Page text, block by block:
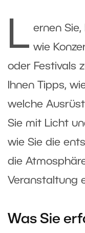
L ernen
wie
oder Festivals
Ihnen Tipps,
welche
Sie mit Licht
wie Sie die
die
Veranstaltung
Was Sie